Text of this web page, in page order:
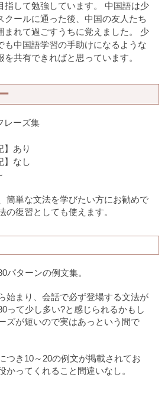
指して勉強しています。 中国語は少
クールに通った後、中国の友人たち
まれて過ごすうちに覚えました。 少
も中国語学習の手助けになるような
を共有できればと思っています。
レーズ集
】あり
】なし
簡単な文法を学びたい方にお勧めで
の復習としても使えます。
パターンの例文集。
始まり、会話で必ず登場する文法が
って少し多い?と感じられるかもし
ズが短いので実はあっという間で
つき10～20の例文が掲載されてお
かってくれること間違いなし。